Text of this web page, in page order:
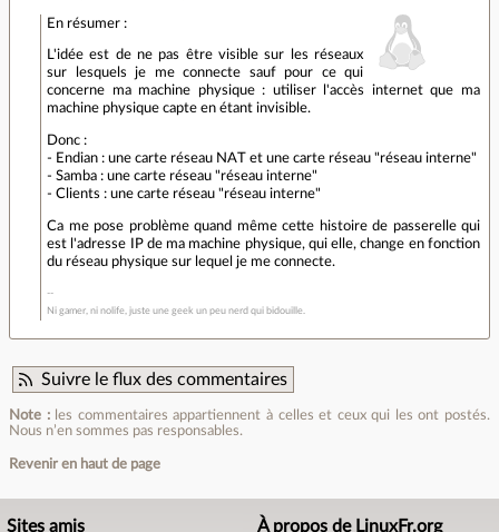
En résumer :
L'idée est de ne pas être visible sur les réseaux
sur lesquels je me connecte sauf pour ce qui
concerne ma machine physique : utiliser l'accès internet que ma
machine physique capte en étant invisible.
Donc :
- Endian : une carte réseau NAT et une carte réseau "réseau interne"
- Samba : une carte réseau "réseau interne"
- Clients : une carte réseau "réseau interne"
Ca me pose problème quand même cette histoire de passerelle qui
est l'adresse IP de ma machine physique, qui elle, change en fonction
du réseau physique sur lequel je me connecte.
Ni gamer, ni nolife, juste une geek un peu nerd qui bidouille.
Suivre le flux des commentaires
Note :les commentaires appartiennent à celles et ceux qui les ont postés.
Nous n’en sommes pas responsables.
Revenir en haut de page
Sites amis À propos de LinuxFr.org